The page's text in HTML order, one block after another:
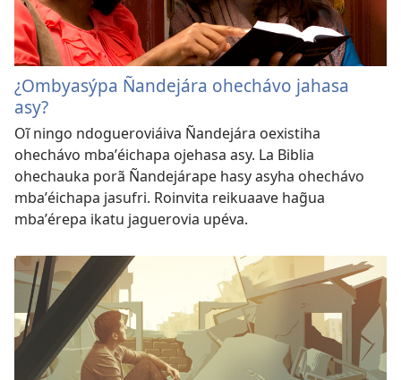
¿Ombyasýpa Ñandejára ohechávo jahasa
asy?
Oĩ ningo ndogueroviáiva Ñandejára oexistiha
ohechávo mbaʼéichapa ojehasa asy. La Biblia
ohechauka porã Ñandejárape hasy asyha ohechávo
mbaʼéichapa jasufri. Roinvita reikuaave hag̃ua
mbaʼérepa ikatu jaguerovia upéva.